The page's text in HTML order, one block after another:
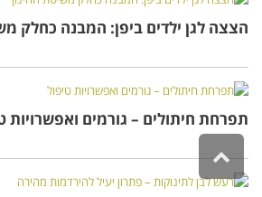
הצצה לגן ילדים ביפן: המבנה כחלק
תפרחת חיתולים – גורמים ואפשרויות
גלילה
לראש
העמוד